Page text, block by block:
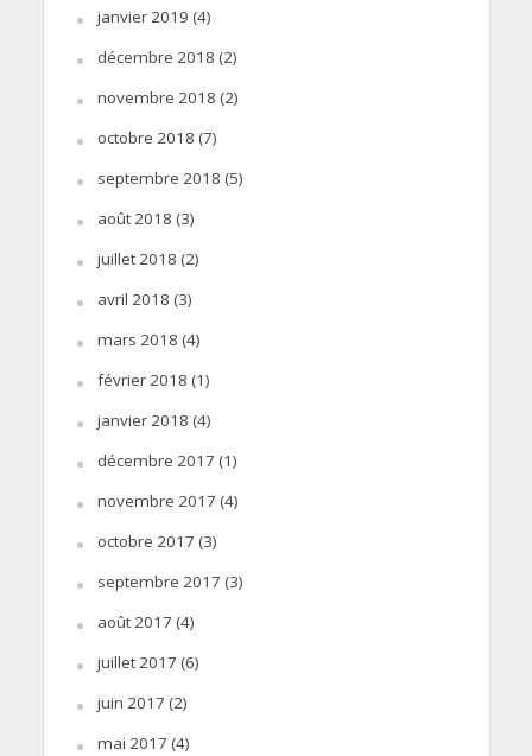
janvier 2019 (4)
décembre 2018 (2)
novembre 2018 (2)
octobre 2018 (7)
septembre 2018 (5)
août 2018 (3)
juillet 2018 (2)
avril 2018 (3)
mars 2018 (4)
février 2018 (1)
janvier 2018 (4)
décembre 2017 (1)
novembre 2017 (4)
octobre 2017 (3)
septembre 2017 (3)
août 2017 (4)
juillet 2017 (6)
juin 2017 (2)
mai 2017 (4)